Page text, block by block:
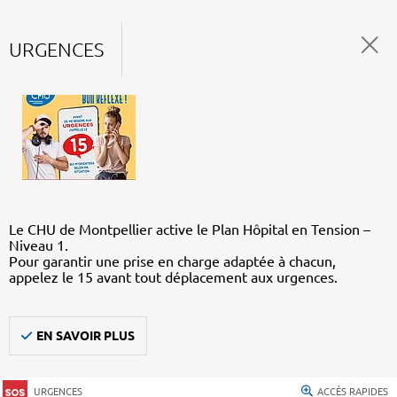
URGENCES
Le CHU de Montpellier active le Plan Hôpital en Tension –
Niveau 1.
Pour garantir une prise en charge adaptée à chacun,
appelez le 15 avant tout déplacement aux urgences.
EN SAVOIR PLUS
URGENCES ACCÈS RAPIDES